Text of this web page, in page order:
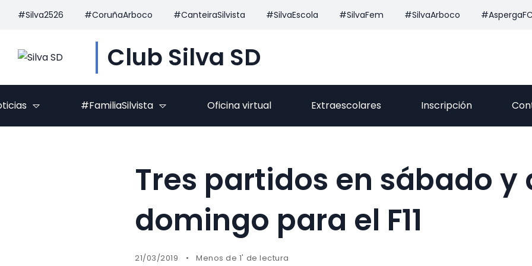
#Silva2526 #CoruñaArboco #CanteiraSilvista #SilvaEscola #SilvaFem #SilvaArboco #AspergaFC
Club Silva SD
#FamiliaSilvista Oficina virtual Extraescolares Inscripción
Tres partidos en sábado y
domingo para el F11
21/03/2019 Menos de 1' de lectura